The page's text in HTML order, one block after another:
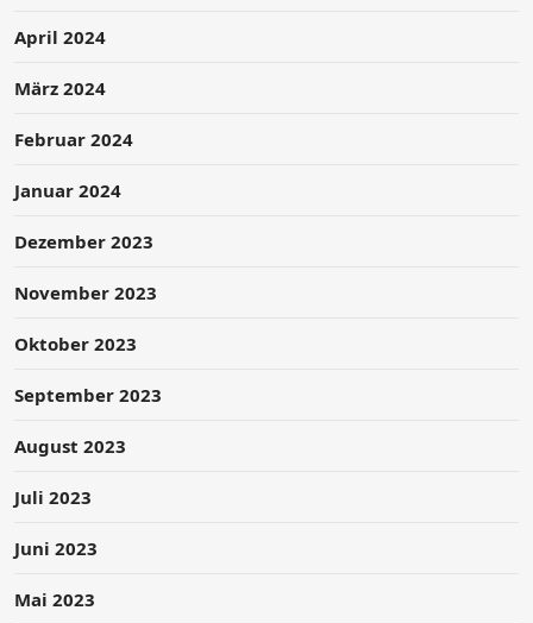
April 2024
März 2024
Februar 2024
Januar 2024
Dezember 2023
November 2023
Oktober 2023
September 2023
August 2023
Juli 2023
Juni 2023
Mai 2023